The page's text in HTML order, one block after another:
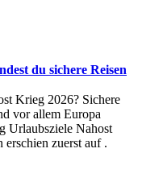
du sichere Reisen
Krieg 2026? Sichere
vor allem Europa
Urlaubsziele Nahost
zuerst auf .